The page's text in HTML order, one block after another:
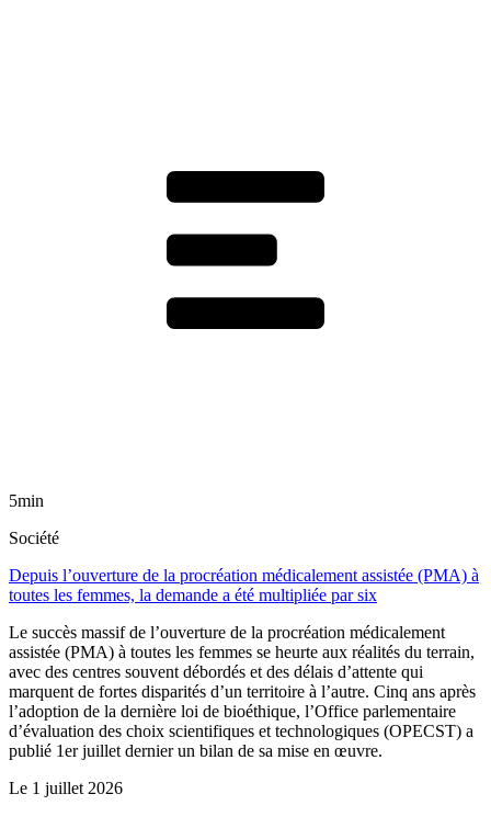
5min
Société
Depuis l’ouverture de la procréation médicalement assistée (PMA) à
toutes les femmes, la demande a été multipliée par six
Le succès massif de l’ouverture de la procréation médicalement
assistée (PMA) à toutes les femmes se heurte aux réalités du terrain,
avec des centres souvent débordés et des délais d’attente qui
marquent de fortes disparités d’un territoire à l’autre. Cinq ans après
l’adoption de la dernière loi de bioéthique, l’Office parlementaire
d’évaluation des choix scientifiques et technologiques (OPECST) a
publié 1er juillet dernier un bilan de sa mise en œuvre.
Le 1 juillet 2026